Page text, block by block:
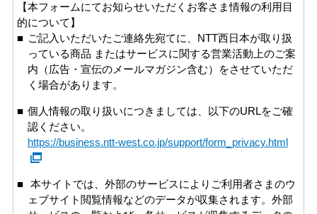
【本フォームにてお知らせいただくお客さま情報の利用目
的について】
ご記入いただいたご連絡先宛てに、NTT西日本が取り扱
っている商品 またはサービスに関する営業活動上のご案
内（広告・宣伝のメールマガジン含む）をさせていただ
く場合があります。
個人情報の取り扱いにつきましては、以下のURLをご確
認ください。
https://business.ntt-west.co.jp/support/form_privacy.html
本サイトでは、外部のサービスによりご利用者さまのウ
ェブサイト閲覧情報などのデータが収集されます。外部